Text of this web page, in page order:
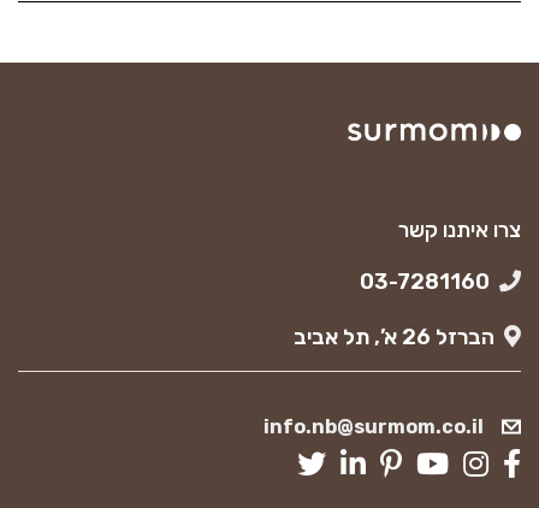
צרו איתנו קשר
הברזל 26 א’, תל אביב
info.nb@surmom.co.il